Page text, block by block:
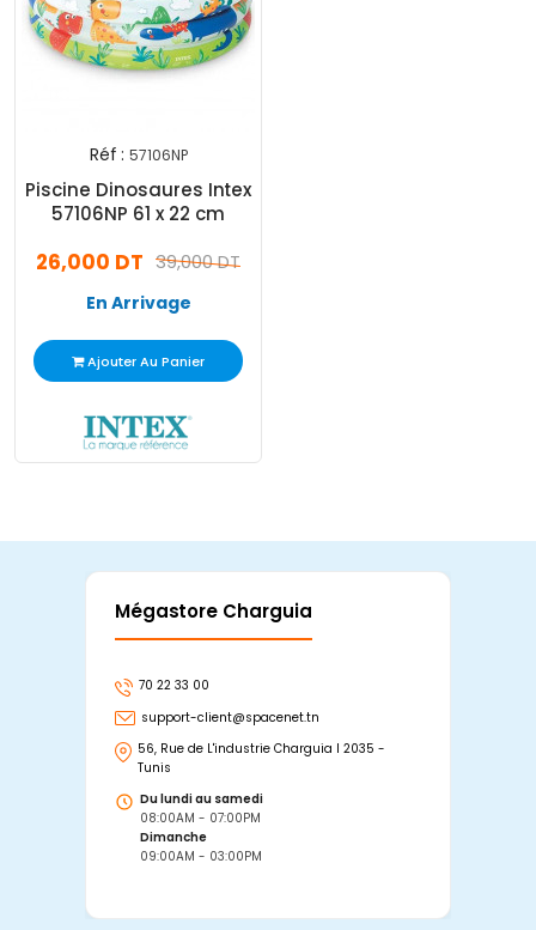
Réf : 57106NP
Piscine Dinosaures Intex
57106NP 61 x 22 cm
39,000 DT
26,000 DT
En Arrivage
Ajouter Au Panier
Mégastore Charguia
70 22 33 00
support-client@spacenet.tn
56, Rue de L'industrie Charguia I 2035 -
Tunis
Du lundi au samedi
08:00AM - 07:00PM
Dimanche
09:00AM - 03:00PM